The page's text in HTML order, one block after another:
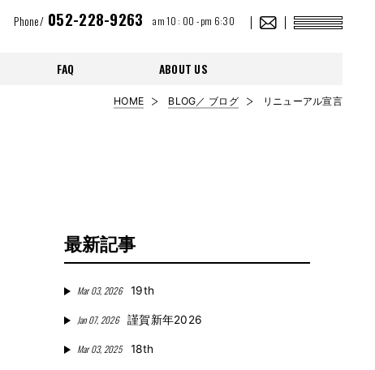
Phone/052-228-9263 am 10 : 00 - pm 6:30
FAQ ABOUT US
HOME BLOG／ ブログ リニューアル宣言
最新記事
Mar 03, 2026 19th
Jan 07, 2026 謹賀新年2026
Mar 03, 2025 18th